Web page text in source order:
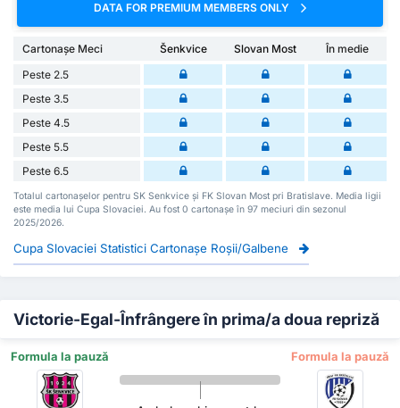
DATA FOR PREMIUM MEMBERS ONLY
Cartonașe Meci Šenkvice Slovan Most
În medie
Peste 2.5
Peste 3.5
Peste 4.5
Peste 5.5
Peste 6.5
Totalul cartonașelor pentru SK Senkvice și FK Slovan Most pri Bratislave. Media ligii
este media lui Cupa Slovaciei. Au fost 0 cartonașe în 97 meciuri din sezonul
2025/2026.
Cupa Slovaciei Statistici Cartonașe Roșii/Galbene
Victorie-Egal-Înfrângere în prima/a doua repriză
Formula la pauză Formula la pauză